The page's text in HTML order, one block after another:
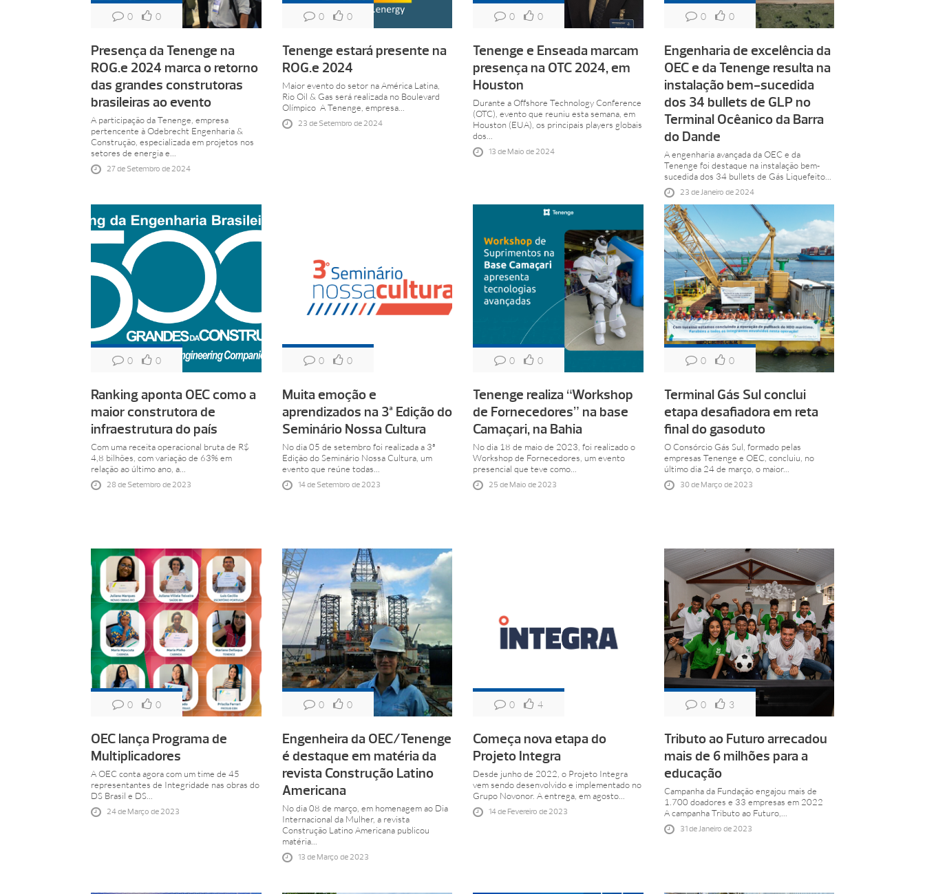
0 0
Presença da Tenenge na
ROG.e 2024 marca o retorno
das grandes construtoras
brasileiras ao evento
A participação da Tenenge, empresa
pertencente à Odebrecht Engenharia &
Construção, especializada em projetos nos
setores de energia e...
27 de Setembro de 2024
0 0
Tenenge estará presente na
ROG.e 2024
Maior evento do setor na América Latina,
Rio Oil & Gas será realizada no Boulevard
Olímpico A Tenenge, empresa...
23 de Setembro de 2024
0 0
Tenenge e Enseada marcam
presença na OTC 2024, em
Houston
Durante a Offshore Technology Conference
(OTC), evento que reuniu esta semana, em
Houston (EUA), os principais players globais
dos...
13 de Maio de 2024
0 0
Engenharia de excelência da
OEC e da Tenenge resulta na
instalação bem-sucedida
dos 34 bullets de GLP no
Terminal Ocêanico da Barra
do Dande
A engenharia avançada da OEC e da
Tenenge foi destaque na instalação bem-
sucedida dos 34 bullets de Gás Liquefeito...
23 de Janeiro de 2024
0 0
Ranking aponta OEC como a
maior construtora de
infraestrutura do país
Com uma receita operacional bruta de R$
4,8 bilhões, com variação de 63% em
relação ao último ano, a...
28 de Setembro de 2023
0 0
Muita emoção e
aprendizados na 3ª Edição do
Seminário Nossa Cultura
No dia 05 de setembro foi realizada a 3ª
Edição do Seminário Nossa Cultura, um
evento que reúne todas...
14 de Setembro de 2023
0 0
Tenenge realiza “Workshop
de Fornecedores” na base
Camaçari, na Bahia
No dia 18 de maio de 2023, foi realizado o
Workshop de Fornecedores, um evento
presencial que teve como...
25 de Maio de 2023
0 0
Terminal Gás Sul conclui
etapa desafiadora em reta
final do gasoduto
O Consórcio Gás Sul, formado pelas
empresas Tenenge e OEC, concluiu, no
último dia 24 de março, o maior...
30 de Março de 2023
0 0
OEC lança Programa de
Multiplicadores
A OEC conta agora com um time de 45
representantes de Integridade nas obras do
DS Brasil e DS...
24 de Março de 2023
0 0
Engenheira da OEC/Tenenge
é destaque em matéria da
revista Construção Latino
Americana
No dia 08 de março, em homenagem ao Dia
Internacional da Mulher, a revista
Construção Latino Americana publicou
matéria...
13 de Março de 2023
0 4
Começa nova etapa do
Projeto Integra
Desde junho de 2022, o Projeto Integra
vem sendo desenvolvido e implementado no
Grupo Novonor. A entrega, em agosto...
14 de Fevereiro de 2023
0 3
Tributo ao Futuro arrecadou
mais de 6 milhões para a
educação
Campanha da Fundação engajou mais de
1.700 doadores e 33 empresas em 2022
A campanha Tributo ao Futuro,...
31 de Janeiro de 2023